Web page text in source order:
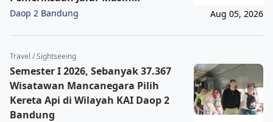
Berlangsung
Daop 2 Bandung Aug 05, 2026
Travel / Sightseeing
Semester I 2026, Sebanyak 37.367
Wisatawan Mancanegara Pilih
Kereta Api di Wilayah KAI Daop 2
Bandung